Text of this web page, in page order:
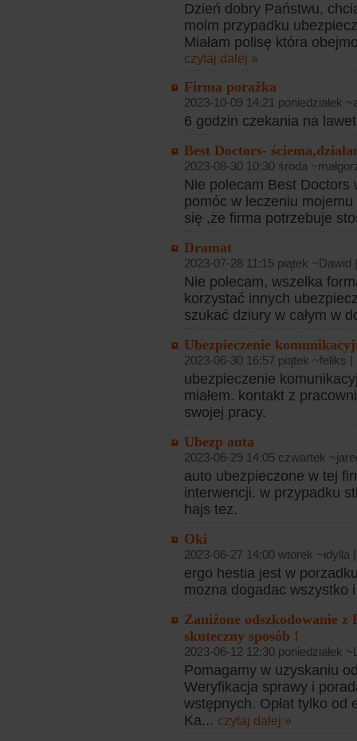
Dzień dobry Państwu,
moim przypadku
Miałam polisę która
czytaj dalej »
Firma porażka
2023-10-09 14:21 poniedziałek
6 godzin czekania na
Best Doctors-
2023-08-30 10:30 środa
Nie polecam Best Doctors
pomóc w leczeniu
się ,że firma potrzebuje
Dramat
2023-07-28 11:15 piątek ~Dawid
Nie polecam, wszelka
korzystać innych
szukać dziury w całym w
Ubezpieczenie
2023-06-30 16:57 piątek ~feliks |
ubezpieczenie
miałem. kontakt z
swojej pracy.
Ubezp auta
2023-06-29 14:05 czwartek
auto ubezpieczone w tej
interwencji. w przypadku
hajs tez.
Oki
2023-06-27 14:00 wtorek ~idylla
ergo hestia jest w
mozna dogadac wszystko
Zaniżone odszkodowanie z
skuteczny sposób !
2023-06-12 12:30 poniedziałek
Pomagamy w uzyskaniu
Weryfikacja sprawy i
wstępnych. Opłat tylko od
Ka... czytaj dalej »